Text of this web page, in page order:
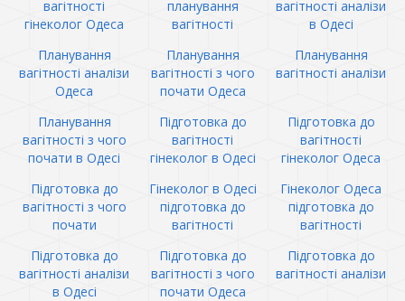
вагітності
гінеколог Одеса
планування
вагітності
вагітності аналізи
в Одесі
Планування
вагітності аналізи
Одеса
Планування
вагітності з чого
почати Одеса
Планування
вагітності аналізи
Планування
вагітності з чого
почати в Одесі
Підготовка до
вагітності
гінеколог в Одесі
Підготовка до
вагітності
гінеколог Одеса
Підготовка до
вагітності з чого
почати
Гінеколог в Одесі
підготовка до
вагітності
Гінеколог Одеса
підготовка до
вагітності
Підготовка до
вагітності аналізи
в Одесі
Підготовка до
вагітності з чого
почати Одеса
Підготовка до
вагітності аналізи